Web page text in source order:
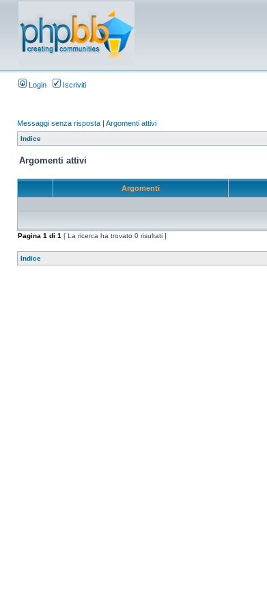
Login Iscriviti
Messaggi senza risposta | Argomenti attivi
Indice
Argomenti attivi
Argomenti
Pagina 1 di 1 [ La ricerca ha trovato 0 risultati ]
Indice